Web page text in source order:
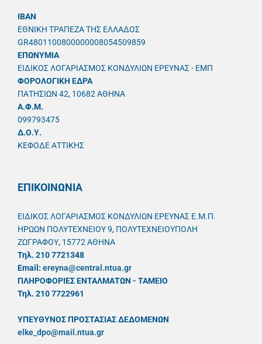
IBAN
ΕΘΝΙΚΗ ΤΡΑΠΕΖΑ ΤΗΣ ΕΛΛΑΔΟΣ
GR4801100800000008054509859
ΕΠΩΝΥΜΙΑ
ΕΙΔΙΚΟΣ ΛΟΓΑΡΙΑΣΜΟΣ ΚΟΝΔΥΛΙΩΝ ΕΡΕΥΝΑΣ - ΕΜΠ
ΦΟΡΟΛΟΓΙΚΗ ΕΔΡΑ
ΠΑΤΗΣΙΩΝ 42, 10682 ΑΘΗΝΑ
A.Φ.Μ.
099793475
Δ.Ο.Υ.
ΚΕΦΟΔΕ ΑΤΤΙΚΗΣ
ΕΠΙΚΟΙΝΩΝΙΑ
ΕΙΔΙΚΟΣ ΛΟΓΑΡΙΑΣΜΟΣ ΚΟΝΔΥΛΙΩΝ ΕΡΕΥΝΑΣ Ε.Μ.Π.
ΗΡΩΩΝ ΠΟΛΥΤΕΧΝΕΙΟΥ 9, ΠΟΛΥΤΕΧΝΕΙΟΥΠΟΛΗ
ΖΩΓΡΑΦΟΥ, 15772 ΑΘΗΝΑ
Τηλ. 210 7721348
Email: ereyna@central.ntua.gr
ΠΛΗΡΟΦΟΡΙΕΣ ΕΝΤΑΛΜΑΤΩΝ - ΤΑΜΕΙΟ
Τηλ. 210 7722961
ΥΠΕΥΘYΝΟΣ ΠΡΟΣΤΑΣΙΑΣ ΔΕΔΟΜΕΝΩΝ
elke_dpo@mail.ntua.gr